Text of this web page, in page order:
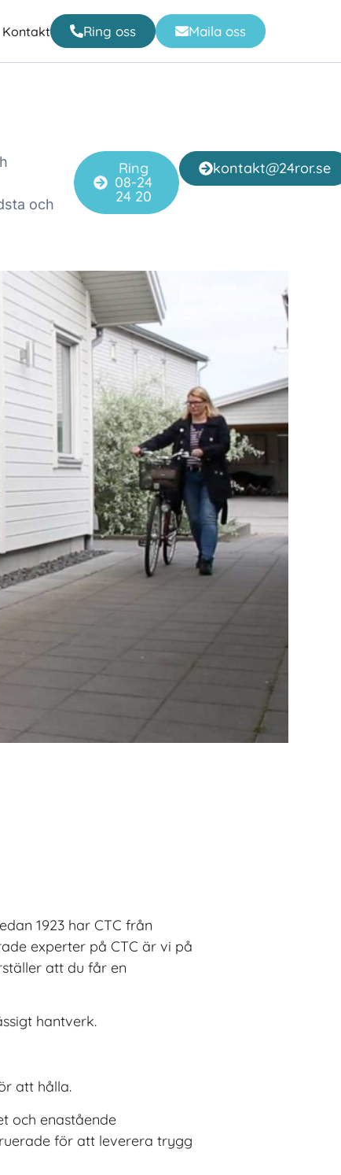
Kontakt Ring oss Maila oss
och
Ring
08-24
24 20
kontakt@24ror.se
1923 har CTC från
experter på CTC är vi på
att du får en
hantverk.
att hålla.
och enastående
för att leverera trygg